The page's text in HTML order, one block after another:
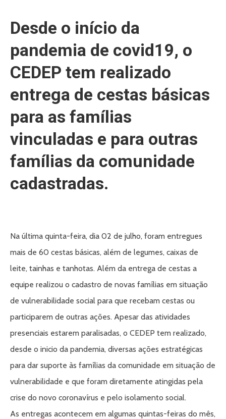
Desde o início da
pandemia de covid19, o
CEDEP tem realizado
entrega de cestas básicas
para as famílias
vinculadas e para outras
famílias da comunidade
cadastradas.
Na última quinta-feira, dia 02 de julho, foram entregues
mais de 60 cestas básicas, além de legumes, caixas de
leite, tainhas e tanhotas. Além da entrega de cestas a
equipe realizou o cadastro de novas famílias em situação
de vulnerabilidade social para que recebam cestas ou
participarem de outras ações. Apesar das atividades
presenciais estarem paralisadas, o CEDEP tem realizado,
desde o inicio da pandemia, diversas ações estratégicas
para dar suporte às famílias da comunidade em situação de
vulnerabilidade e que foram diretamente atingidas pela
crise do novo coronavírus e pelo isolamento social.
As entregas acontecem em algumas quintas-feiras do mês,